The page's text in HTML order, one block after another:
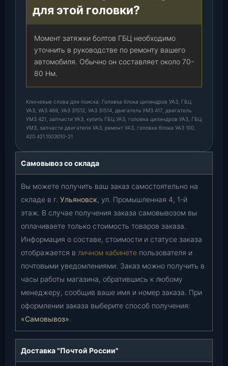
для этой головки?
Момент затяжки болтов ГБЦ необходимо
уточнить в руководстве по ремонту вашего
автомобиля. Обычно он составляет около 70-
80 Нм.
Ключевые слова для поиска: Головка блока цилиндров УАЗ, ГБЦ
УАЗ, УАЗ 469, УАЗ 31512, УАЗ 31514, двигатель УМЗ 417, двигатель
УМЗ 421, запчасти УАЗ, купить ГБЦ УАЗ, головка цилиндров УАЗ, ГБЦ
УМЗ, запчасти двигателя УАЗ, ремонт УАЗ, головка блока УАЗ 100,
420.421.1003010-21
Самовывоз со склада
Вы можете получить ваш заказ самостоятельно на
складе в г. Ульяновск, ул. Промышленная 4, 1-й
этаж. В случае получения заказа самовывозом вы
оплачиваете только стоимость товаров заказа.
Информация о составе, стоимости и статусе заказа
отображается в личном кабинете пользователя и
почтовыми уведомлениями. Заказ можно получить в
часы работы магазина, обратившись к любому
менеджеру, сообщив ваше имя и номер заказа. При
оформлении заказа выберите способ получения:
«Самовывоз».
Доставка "Почтой России"